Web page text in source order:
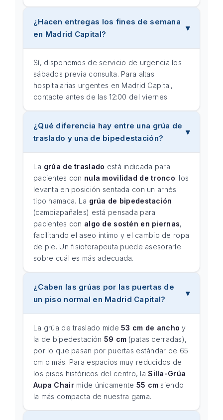
¿Hacen entregas los fines de semana
en Madrid Capital?
Sí, disponemos de servicio de urgencia los
sábados previa consulta. Para altas
hospitalarias urgentes en Madrid Capital,
contacte antes de las 12:00 del viernes.
¿Qué diferencia hay entre una grúa de
traslado y una de bipedestación?
La grúa de traslado está indicada para
pacientes con nula movilidad de tronco: los
levanta en posición sentada con un arnés
tipo hamaca. La grúa de bipedestación
(cambiapañales) está pensada para
pacientes con algo de sostén en piernas,
facilitando el aseo íntimo y el cambio de ropa
de pie. Un fisioterapeuta puede asesorarle
sobre cuál es más adecuada.
¿Caben las grúas por las puertas de
un piso normal en Madrid Capital?
La grúa de traslado mide53 cm de ancho y
la de bipedestación 59 cm (patas cerradas),
por lo que pasan por puertas estándar de 65
cm o más. Para espacios muy reducidos de
los pisos históricos del centro, laSilla-Grúa
Aupa Chairmide únicamente 55 cm siendo
la más compacta de nuestra gama.